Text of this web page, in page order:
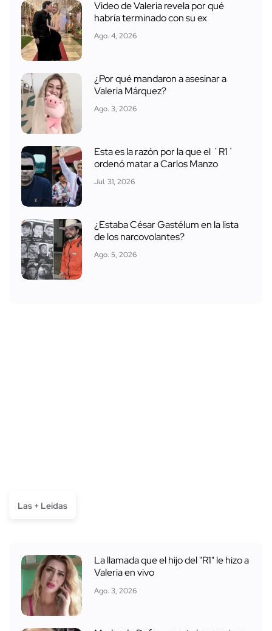
Video de Valeria revela por qué
habría terminado con su ex
Ago. 4, 2026
¿Por qué mandaron a asesinar a
Valeria Márquez?
Ago. 3, 2026
Esta es la razón por la que el ´R1´
ordenó matar a Carlos Manzo
Jul. 31, 2026
¿Estaba César Gastélum en la lista
de los narcovolantes?
Ago. 5, 2026
Las + Leídas
La llamada que el hijo del "R1" le hizo a
Valeria en vivo
Ago. 3, 2026